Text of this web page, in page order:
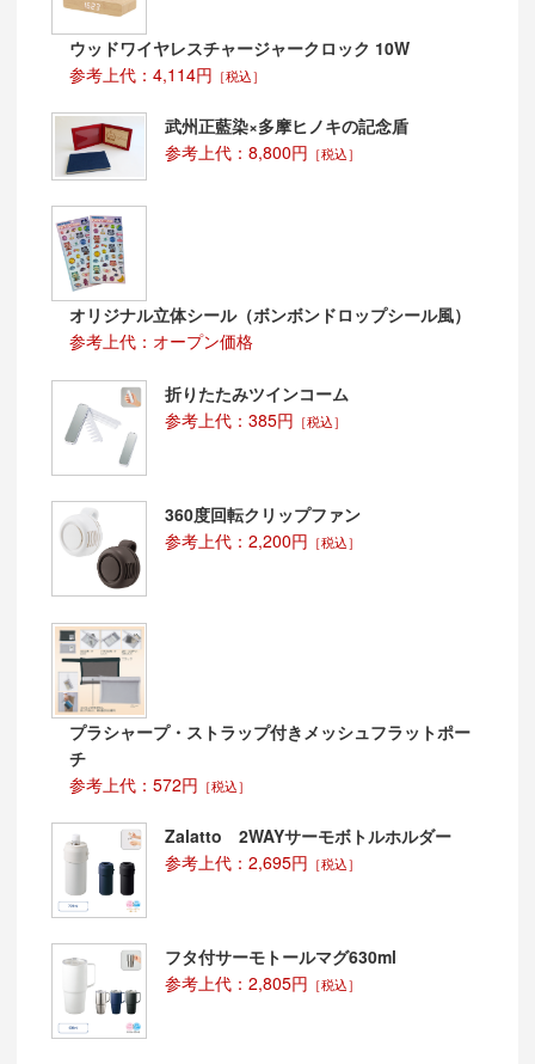
ウッドワイヤレスチャージャークロック 10W
参考上代：4,114円 ［税込］
武州正藍染×多摩ヒノキの記念盾
参考上代：8,800円 ［税込］
オリジナル立体シール（ボンボンドロップシール風）
参考上代：オープン価格
折りたたみツインコーム
参考上代：385円 ［税込］
360度回転クリップファン
参考上代：2,200円 ［税込］
プラシャープ・ストラップ付きメッシュフラットポー
チ
参考上代：572円 ［税込］
Zalatto 2WAYサーモボトルホルダー
参考上代：2,695円 ［税込］
フタ付サーモトールマグ630ml
参考上代：2,805円 ［税込］